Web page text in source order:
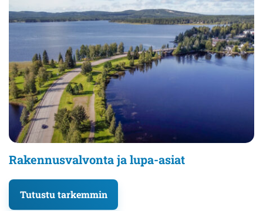
Rakennusvalvonta ja lupa-asiat
Tutustu tarkemmin